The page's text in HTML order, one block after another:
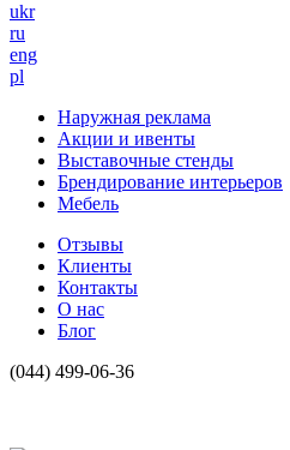
ukr
ru
eng
pl
Наружная реклама
Акции и ивенты
Выставочные стенды
Брендирование интерьеров
Мебель
Отзывы
Клиенты
Контакты
О нас
Блог
(044) 499-06-36